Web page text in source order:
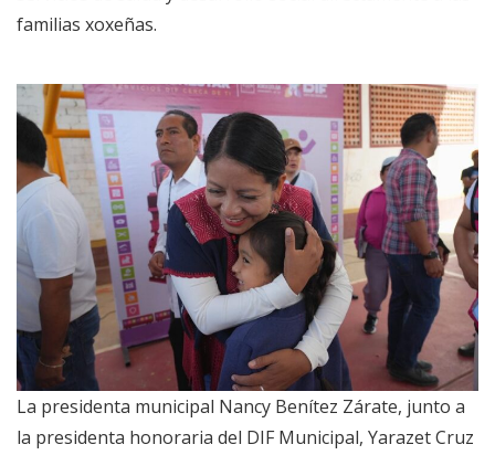
familias xoxeñas.
La presidenta municipal Nancy Benítez Zárate, junto a
la presidenta honoraria del DIF Municipal, Yarazet Cruz